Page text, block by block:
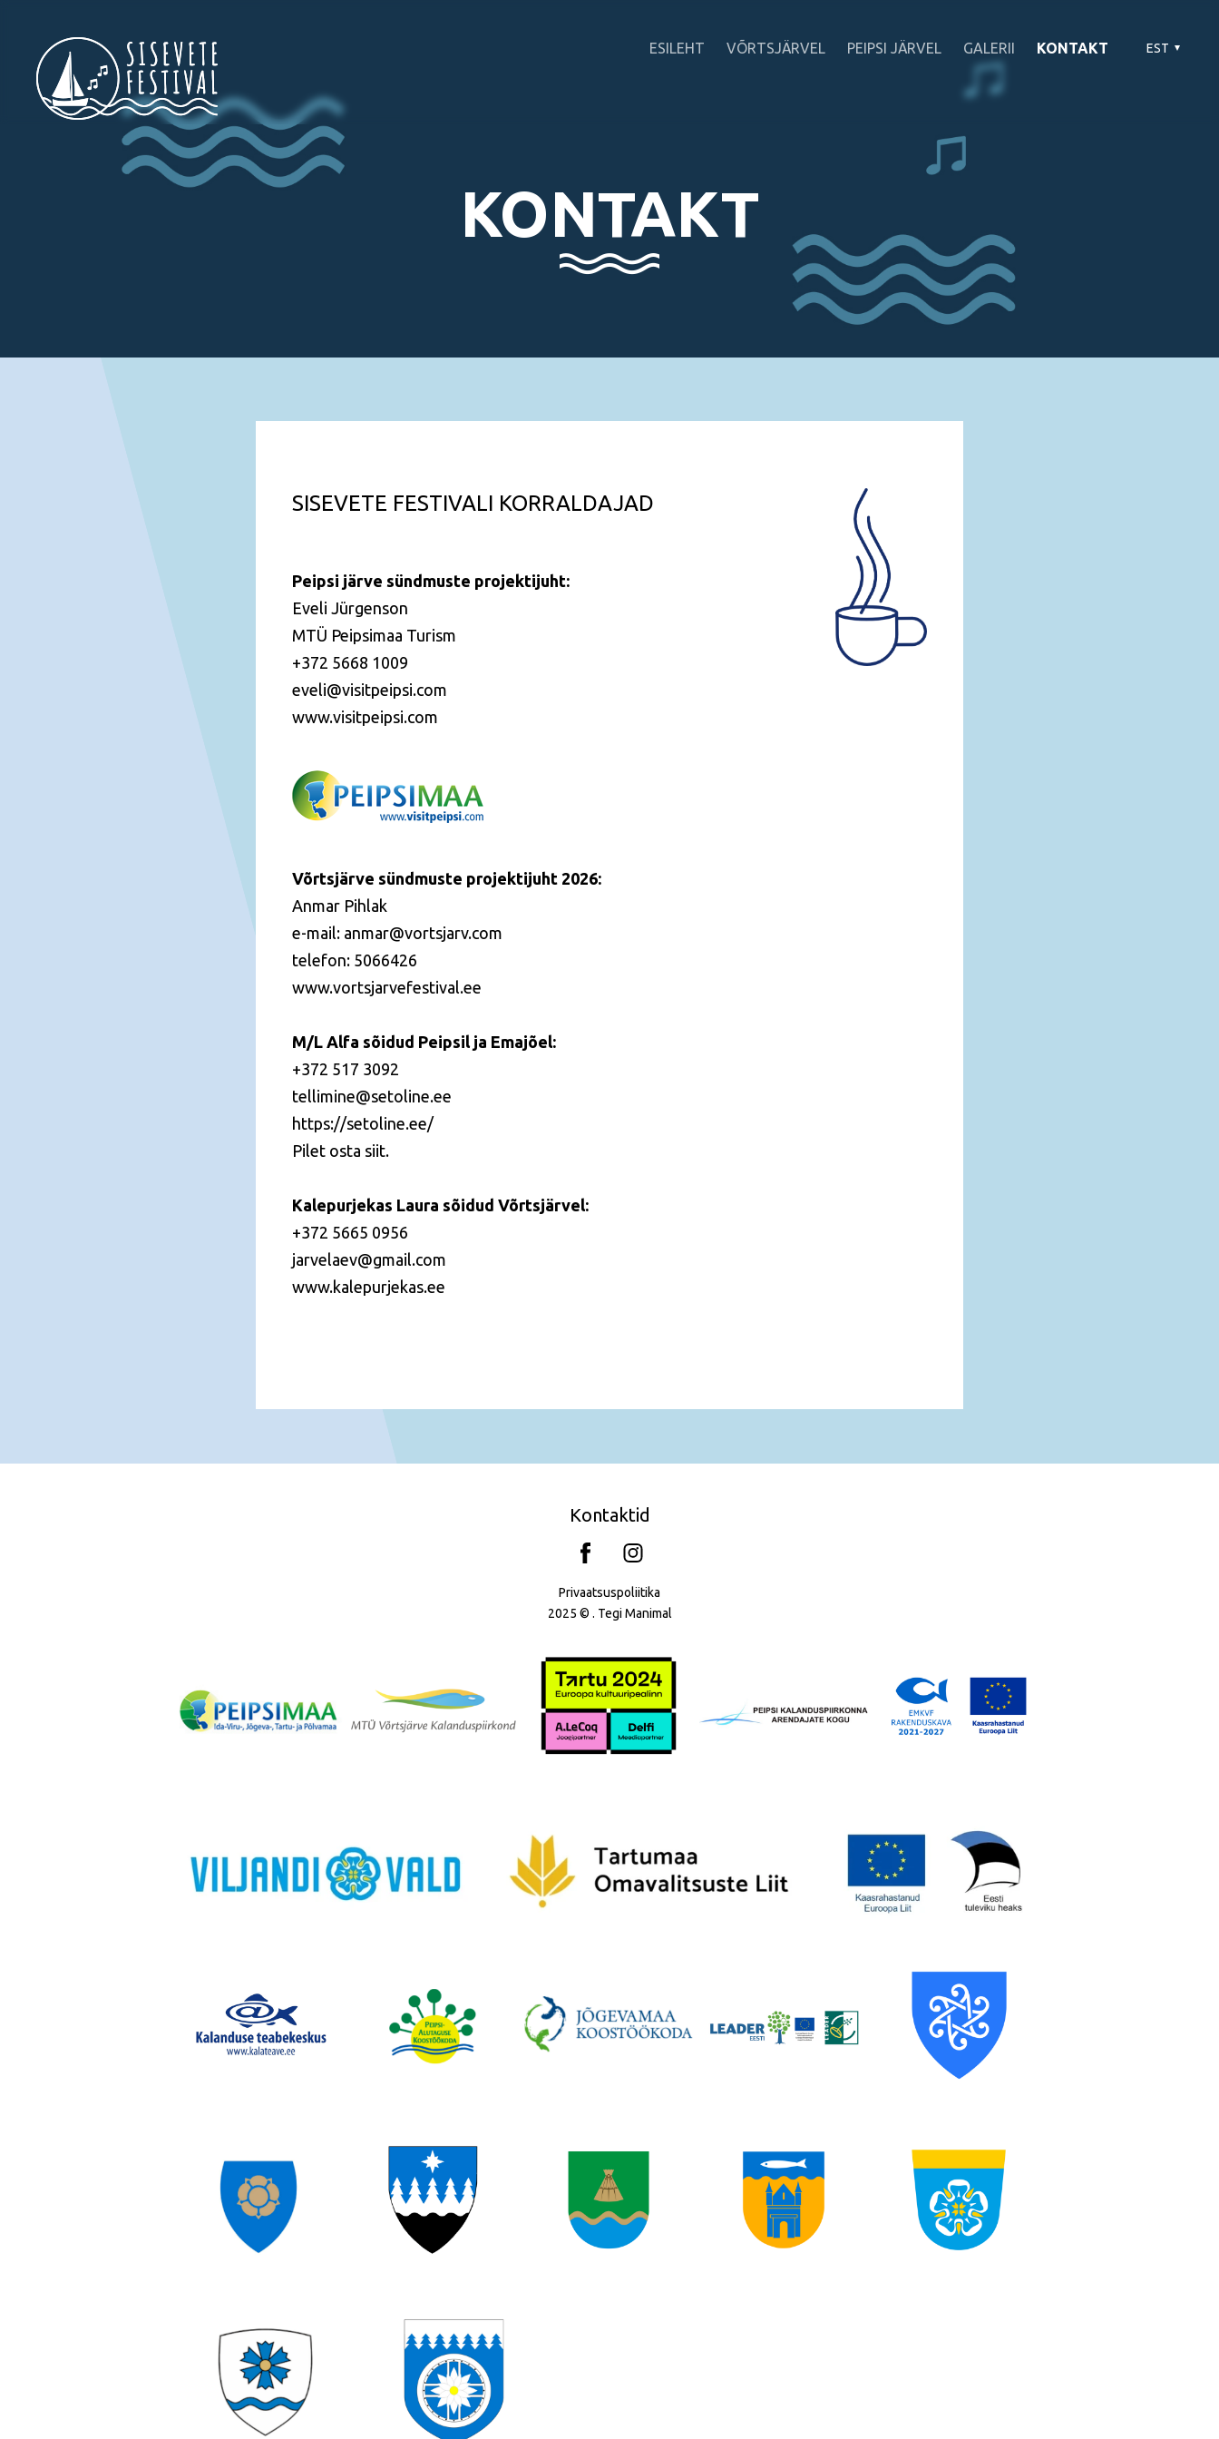
ESILEHT VÕRTSJÄRVEL PEIPSI JÄRVEL GALERII KONTAKT EST
KONTAKT
SISEVETE FESTIVALI KORRALDAJAD
Peipsi järve sündmuste projektijuht:
Eveli Jürgenson
MTÜ Peipsimaa Turism
+372 5668 1009
eveli@visitpeipsi.com
www.visitpeipsi.com
Võrtsjärve sündmuste projektijuht 2026:
Anmar Pihlak
e-mail: anmar@vortsjarv.com
telefon: 5066426
www.vortsjarvefestival.ee
M/L Alfa sõidud Peipsil ja Emajõel:
+372 517 3092
tellimine@setoline.ee
https://setoline.ee/
Pilet osta siit.
Kalepurjekas Laura sõidud Võrtsjärvel:
+372 5665 0956
jarvelaev@gmail.com
www.kalepurjekas.ee
Kontaktid
Privaatsuspoliitika
2025 © . Tegi Manimal